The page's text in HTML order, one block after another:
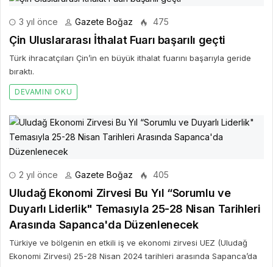
3 yıl önce Gazete Boğaz 475
Çin Uluslararası İthalat Fuarı başarılı geçti
Türk ihracatçıları Çin’in en büyük ithalat fuarını başarıyla geride
bıraktı.
DEVAMINI OKU
2 yıl önce Gazete Boğaz 405
Uludağ Ekonomi Zirvesi Bu Yıl “Sorumlu ve
Duyarlı Liderlik" Temasıyla 25-28 Nisan Tarihleri
Arasında Sapanca'da Düzenlenecek
Türkiye ve bölgenin en etkili iş ve ekonomi zirvesi UEZ (Uludağ
Ekonomi Zirvesi) 25-28 Nisan 2024 tarihleri arasında Sapanca’da